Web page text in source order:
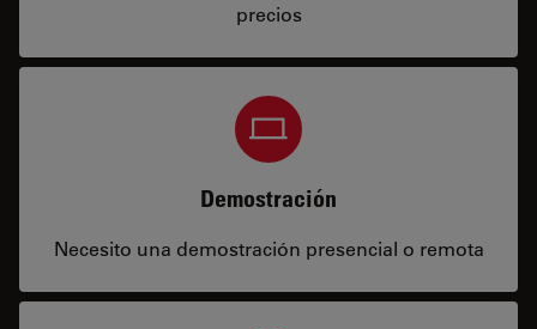
precios
Demostración
Necesito una demostración presencial o remota